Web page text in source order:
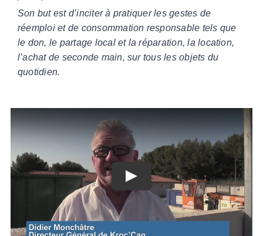
Son but est d’inciter à pratiquer les gestes de
réemploi et de consommation responsable tels que
le don, le partage local et la réparation, la location,
l’achat de seconde main, sur tous les objets du
quotidien.